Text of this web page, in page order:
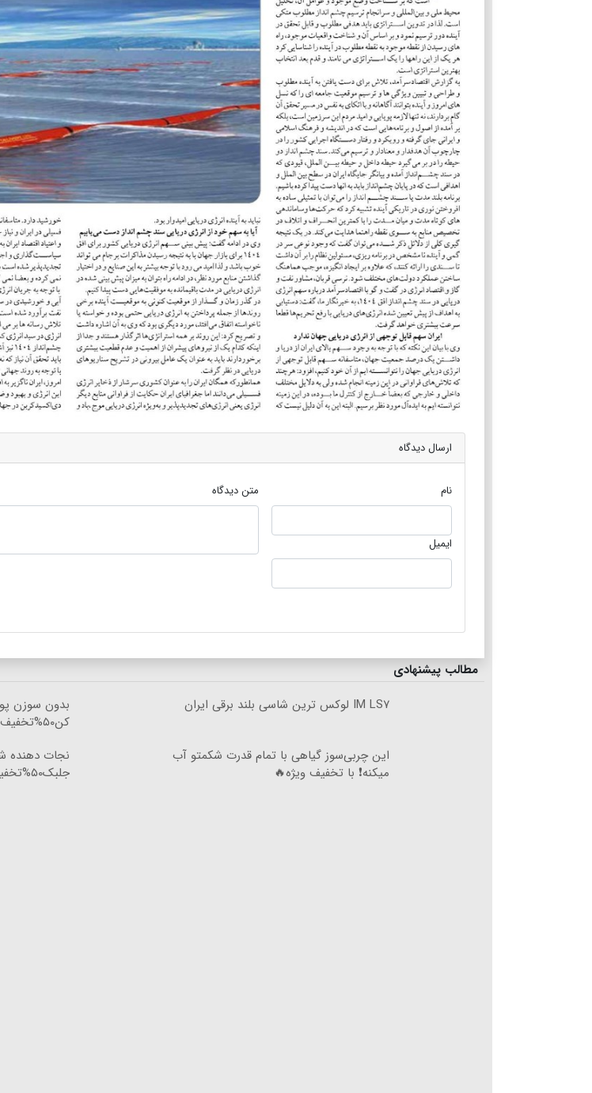
ارسال دیدگاه
نام
ایمیل
متن دیدگاه
مطالب پیشنهادی
IM LS۷ لوکس ترین شاسی بلند برقی ایران
کن۵۰%تخفیف پاییزی
این چربی‌سوز گیاهی با تمام قدرت شکمتو آب
میکنه❗ با تخفیف ویژه🔥
نجات دهنده
جلبک۵۰%تخفیف